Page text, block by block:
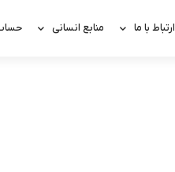
ارتباط با ما منابع انسانی